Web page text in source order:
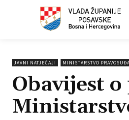
JAVNI NATJEČAJI MINISTARSTVO
Obavijest